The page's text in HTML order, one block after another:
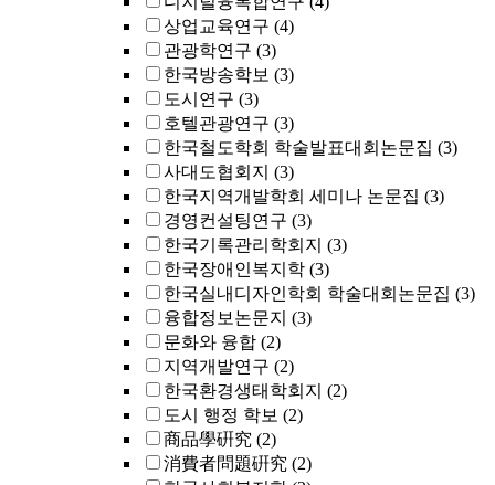
상업교육연구 (4)
관광학연구 (3)
한국방송학보 (3)
도시연구 (3)
호텔관광연구 (3)
한국철도학회 학술발표대회논문집 (3)
사대도협회지 (3)
한국지역개발학회 세미나 논문집 (3)
경영컨설팅연구 (3)
한국기록관리학회지 (3)
한국장애인복지학 (3)
한국실내디자인학회 학술대회논문집 (3)
융합정보논문지 (3)
문화와 융합 (2)
지역개발연구 (2)
한국환경생태학회지 (2)
도시 행정 학보 (2)
商品學硏究 (2)
消費者問題硏究 (2)